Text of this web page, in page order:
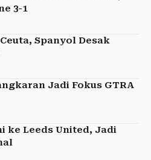
3-1
Spanyol Desak
Jadi Fokus GTRA
ke Leeds United, Jadi